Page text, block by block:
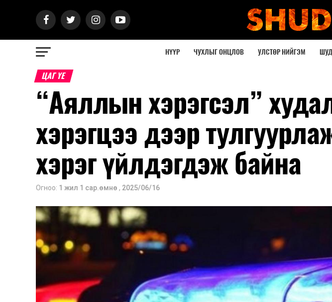
НҮҮР ЧУХЛЫГ ОНЦЛОВ УЛСТӨР НИЙГЭМ
ЦАГ ҮЕ
“Аяллын хэрэгсэл”
хэрэгцээ дээр
хэрэг үйлдэгдэж байна
Огноо: 1 жил 1 сар.өмнө , 2025/06/16